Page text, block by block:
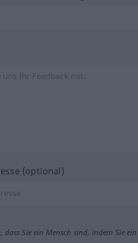
(optional)
dass Sie ein Mensch sind, indem Sie